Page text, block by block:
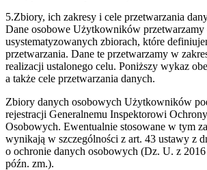
5.Zbiory, ich zakresy i cele przetwarzania
Dane osobowe Użytkowników przetwarzamy
usystematyzowanych zbiorach, które
przetwarzania. Dane te przetwarzamy w
realizacji ustalonego celu. Poniższy wykaz
a także cele przetwarzania danych.
Zbiory danych osobowych Użytkowników
rejestracji Generalnemu Inspektorowi
Osobowych. Ewentualnie stosowane w tym
wynikają w szczególności z art. 43 ustawy z
o ochronie danych osobowych (Dz. U. z
późn. zm.).